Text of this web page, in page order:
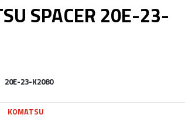
SPACER 20E-23-
20E-23-K2080
KOMATSU